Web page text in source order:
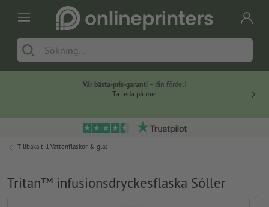
Vår bästa-pris-garanti – din fördel!
Ta reda på mer
Tillbaka till Vattenflaskor & glas
Tritan™ infusionsdryckesflaska Sóller